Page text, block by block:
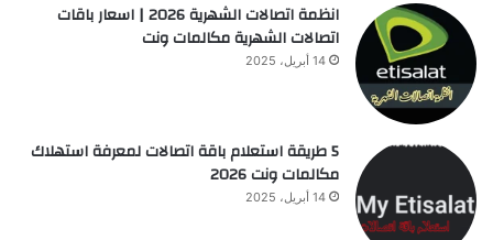
انظمة اتصالات الشهرية 2026 | اسعار باقات
اتصالات الشهرية مكالمات ونت
14 أبريل، 2025
5 طريقة استعلام باقة اتصالات لمعرفة استهلاك
مكالمات ونت 2026
14 أبريل، 2025